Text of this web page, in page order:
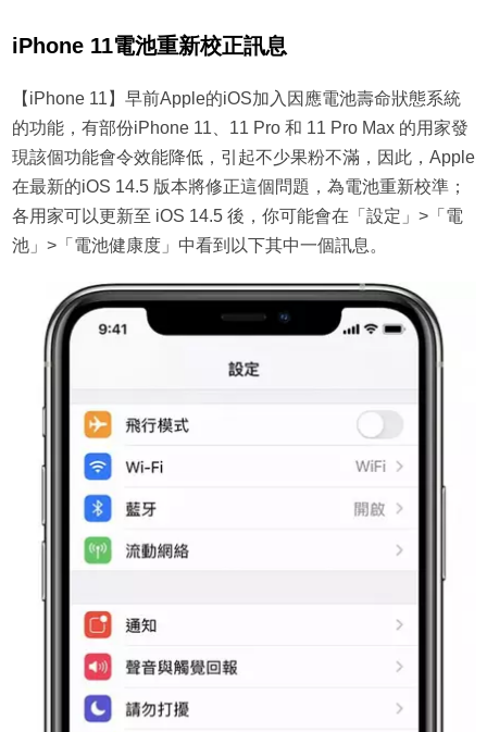
iPhone 11電池重新校正訊息
【iPhone 11】早前Apple的iOS加入因應電池壽命狀態系統
的功能，有部份iPhone 11、11 Pro 和 11 Pro Max 的用家發
現該個功能會令效能降低，引起不少果粉不滿，因此，Apple
在最新的iOS 14.5 版本將修正這個問題，為電池重新校準；
各用家可以更新至 iOS 14.5 後，你可能會在「設定」>「電
池」>「電池健康度」中看到以下其中一個訊息。